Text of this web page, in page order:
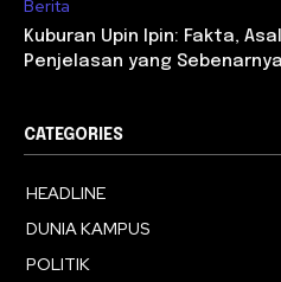
Berita
Kuburan Upin Ipin: Fakta,
Penjelasan yang Sebenarnya
CATEGORIES
HEADLINE
DUNIA KAMPUS
POLITIK